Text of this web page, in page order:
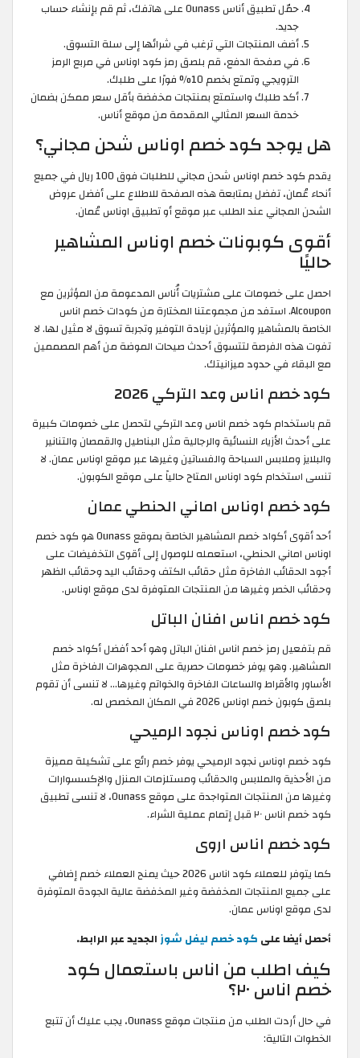
حمّل تطبيق أناس Ounass على هاتفك، ثم قم بإنشاء حساب
جديد.
أضف المنتجات التي ترغب في شرائها إلى سلة التسوق.
في صفحة الدفع، قم بلصق رمز كود اوناس في مربع الرمز
الترويجي وتمتع بخصم 10% فورًا على طلبك.
أكد طلبك واستمتع بمنتجات مخفضة بأقل سعر ممكن بضمان
خدمة السعر المثالي المقدمة من موقع أناس.
هل يوجد كود خصم اوناس شحن مجاني؟
يقدم كود خصم اوناس شحن مجاني للطلبات فوق 100 ريال في جميع
أنحاء عُمان، تفضل بمتابعة هذه الصفحة للاطلاع على أفضل عروض
الشحن المجاني عند الطلب عبر موقع أو تطبيق اوناس عُمان.
أقوى كوبونات خصم اوناس المشاهير
حاليًا
احصل على خصومات على مشتريات أُناس المدعومة من المؤثرين مع
Alcoupon. استفد من مجموعتنا المختارة من كودات خصم اناس
الخاصة بالمشاهير والمؤثرين لزيادة التوفير وتجربة تسوق لا مثيل لها. لا
تفوت هذه الفرصة لتتسوق أحدث صيحات الموضة من أهم المصممين
مع البقاء في حدود ميزانيتك.
كود خصم اناس وعد التركي 2026
قم باستخدام كود خصم اناس وعد التركي لتحصل على خصومات كبيرة
على أحدث الأزياء النسائية والرجالية مثل البناطيل والقمصان والتنانير
والبلايز وملابس السباحة والفساتين وغيرها عبر موقع اوناس عمان. لا
تنسى استخدام كود اوناس المتاح حالياً على موقع الكوبون.
كود خصم اوناس اماني الحنطي عمان
أحد أقوى أكواد خصم المشاهير الخاصة بموقع Ounass هو كود خصم
اوناس اماني الحنطي، استعمله للوصول إلى أقوى التخفيضات على
أجود الحقائب الفاخرة مثل حقائب الكتف وحقائب اليد وحقائب الظهر
وحقائب الخصر وغيرها من المنتجات المتوفرة لدى موقع اوناس.
كود خصم اناس افنان الباتل
قم بتفعيل رمز خصم اناس افنان الباتل وهو أحد أفضل أكواد خصم
المشاهير. وهو يوفر خصومات حصرية على المجوهرات الفاخرة مثل
الأساور والأقراط والساعات الفاخرة والخواتم وغيرها... لا تنسى أن تقوم
بلصق كوبون خصم اوناس 2026 في المكان المخصص له.
كود خصم اوناس نجود الرميحي
كود خصم اوناس نجود الرميحي يوفر خصم رائع على تشكيلة مميزة
من الأحذية والملابس والحقائب ومستلزمات المنزل والإكسسوارات
وغيرها من المنتجات المتواجدة على موقع Ounass، لا تنسى تطبيق
كود خصم اناس ٢٠ قبل إتمام عملية الشراء.
كود خصم اناس اروى
كما يتوفر للعملاء كود اناس 2026 حيث يمنح العملاء خصم إضافي
على جميع المنتجات المخفضة وغير المخفضة عالية الجودة المتوفرة
لدى موقع اوناس عمان.
أحصل أيضا على كود خصم ليفل شوز الجديد عبر الرابط.
كيف اطلب من اناس باستعمال كود
خصم اناس ٢٠؟
في حال أردت الطلب من منتجات موقع Ounass، يجب عليك أن تتبع
الخطوات التالية: